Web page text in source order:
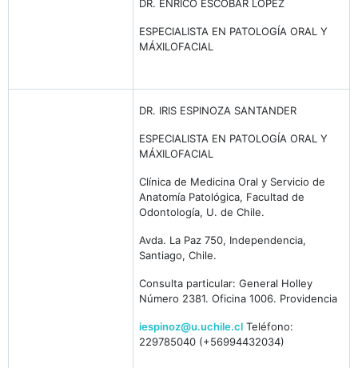
DR. ENRICO ESCOBAR LÓPEZ
ESPECIALISTA EN PATOLOGÍA ORAL Y
MÁXILOFACIAL
DR. IRIS ESPINOZA SANTANDER
ESPECIALISTA EN PATOLOGÍA ORAL Y
MÁXILOFACIAL
Clínica de Medicina Oral y Servicio de
Anatomía Patológica, Facultad de
Odontología, U. de Chile.
Avda. La Paz 750, Independencia,
Santiago, Chile.
Consulta particular: General Holley
Número 2381. Oficina 1006. Providencia
iespinoz@u.uchile.cl Teléfono:
229785040 (+56994432034)